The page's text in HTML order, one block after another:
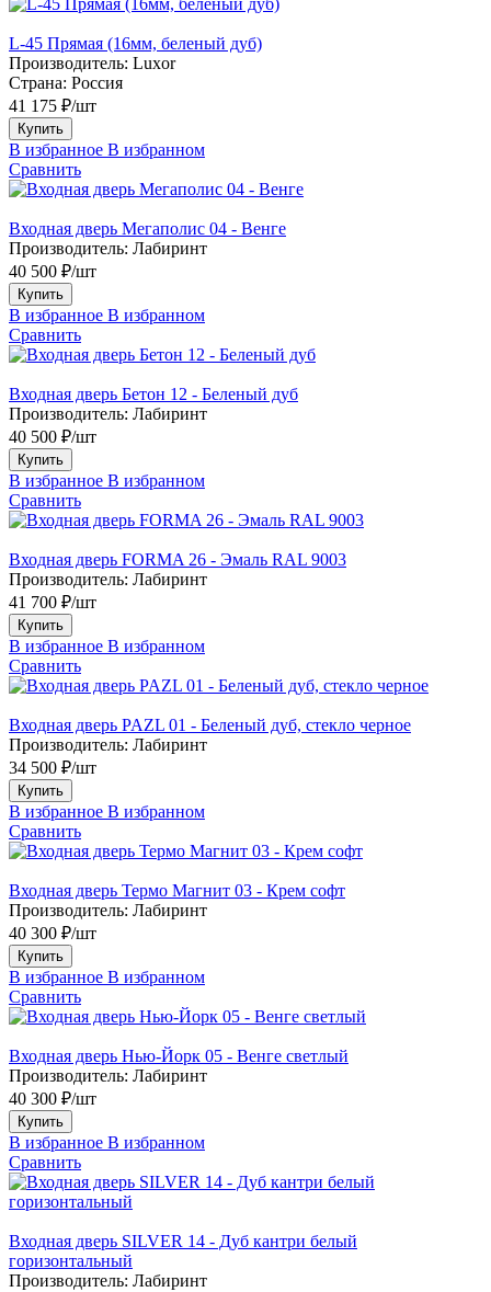
L-45 Прямая (16мм, беленый дуб)
Производитель: Luxor
Страна: Россия
41 175 ₽/шт
Купить
В избранное В избранном
Сравнить
Входная дверь Мегаполис 04 - Венге
Производитель: Лабиринт
40 500 ₽/шт
Купить
В избранное В избранном
Сравнить
Входная дверь Бетон 12 - Беленый дуб
Производитель: Лабиринт
40 500 ₽/шт
Купить
В избранное В избранном
Сравнить
Входная дверь FORMA 26 - Эмаль RAL 9003
Производитель: Лабиринт
41 700 ₽/шт
Купить
В избранное В избранном
Сравнить
Входная дверь PAZL 01 - Беленый дуб, стекло черное
Производитель: Лабиринт
34 500 ₽/шт
Купить
В избранное В избранном
Сравнить
Входная дверь Термо Магнит 03 - Крем софт
Производитель: Лабиринт
40 300 ₽/шт
Купить
В избранное В избранном
Сравнить
Входная дверь Нью-Йорк 05 - Венге светлый
Производитель: Лабиринт
40 300 ₽/шт
Купить
В избранное В избранном
Сравнить
Входная дверь SILVER 14 - Дуб кантри белый
горизонтальный
Производитель: Лабиринт